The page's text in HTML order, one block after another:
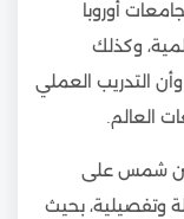
أوروبا
وكذلك
التدريب العملي
العالم.
شمس على
وتفصيلية، بحيث